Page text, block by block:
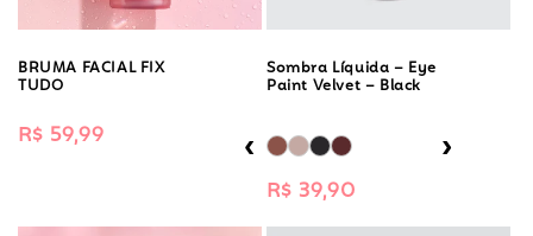
BRUMA FACIAL FIX
TUDO
Preço
R$ 59,99
Sombra Líquida – Eye
Paint Velvet – Black
‹ ›
Preço
R$ 39,90